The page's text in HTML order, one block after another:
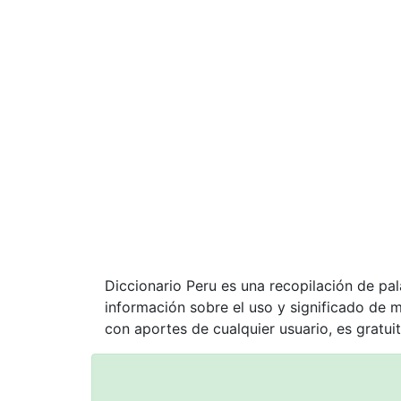
Diccionario Peru es una recopilación de
información sobre el uso y significado de
con aportes de cualquier usuario, es